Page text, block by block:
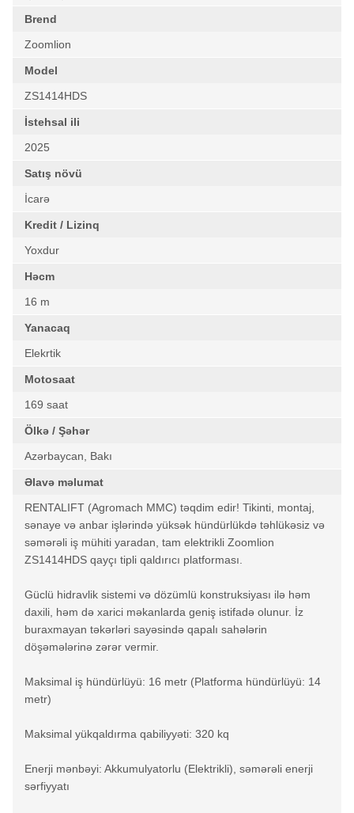
Brend
Zoomlion
Model
ZS1414HDS
İstehsal ili
2025
Satış növü
İcarə
Kredit / Lizinq
Yoxdur
Həcm
16 m
Yanacaq
Elekrtik
Motosaat
169 saat
Ölkə / Şəhər
Azərbaycan, Bakı
Əlavə məlumat
RENTALIFT (Agromach MMC) təqdim edir! Tikinti, montaj,
sənaye və anbar işlərində yüksək hündürlükdə təhlükəsiz və
səmərəli iş mühiti yaradan, tam elektrikli Zoomlion
ZS1414HDS qayçı tipli qaldırıcı platforması.
Güclü hidravlik sistemi və dözümlü konstruksiyası ilə həm
daxili, həm də xarici məkanlarda geniş istifadə olunur. İz
buraxmayan təkərləri sayəsində qapalı sahələrin
döşəmələrinə zərər vermir.
Maksimal iş hündürlüyü: 16 metr (Platforma hündürlüyü: 14
metr)
Maksimal yükqaldırma qabiliyyəti: 320 kq
Enerji mənbəyi: Akkumulyatorlu (Elektrikli), səmərəli enerji
sərfiyyatı